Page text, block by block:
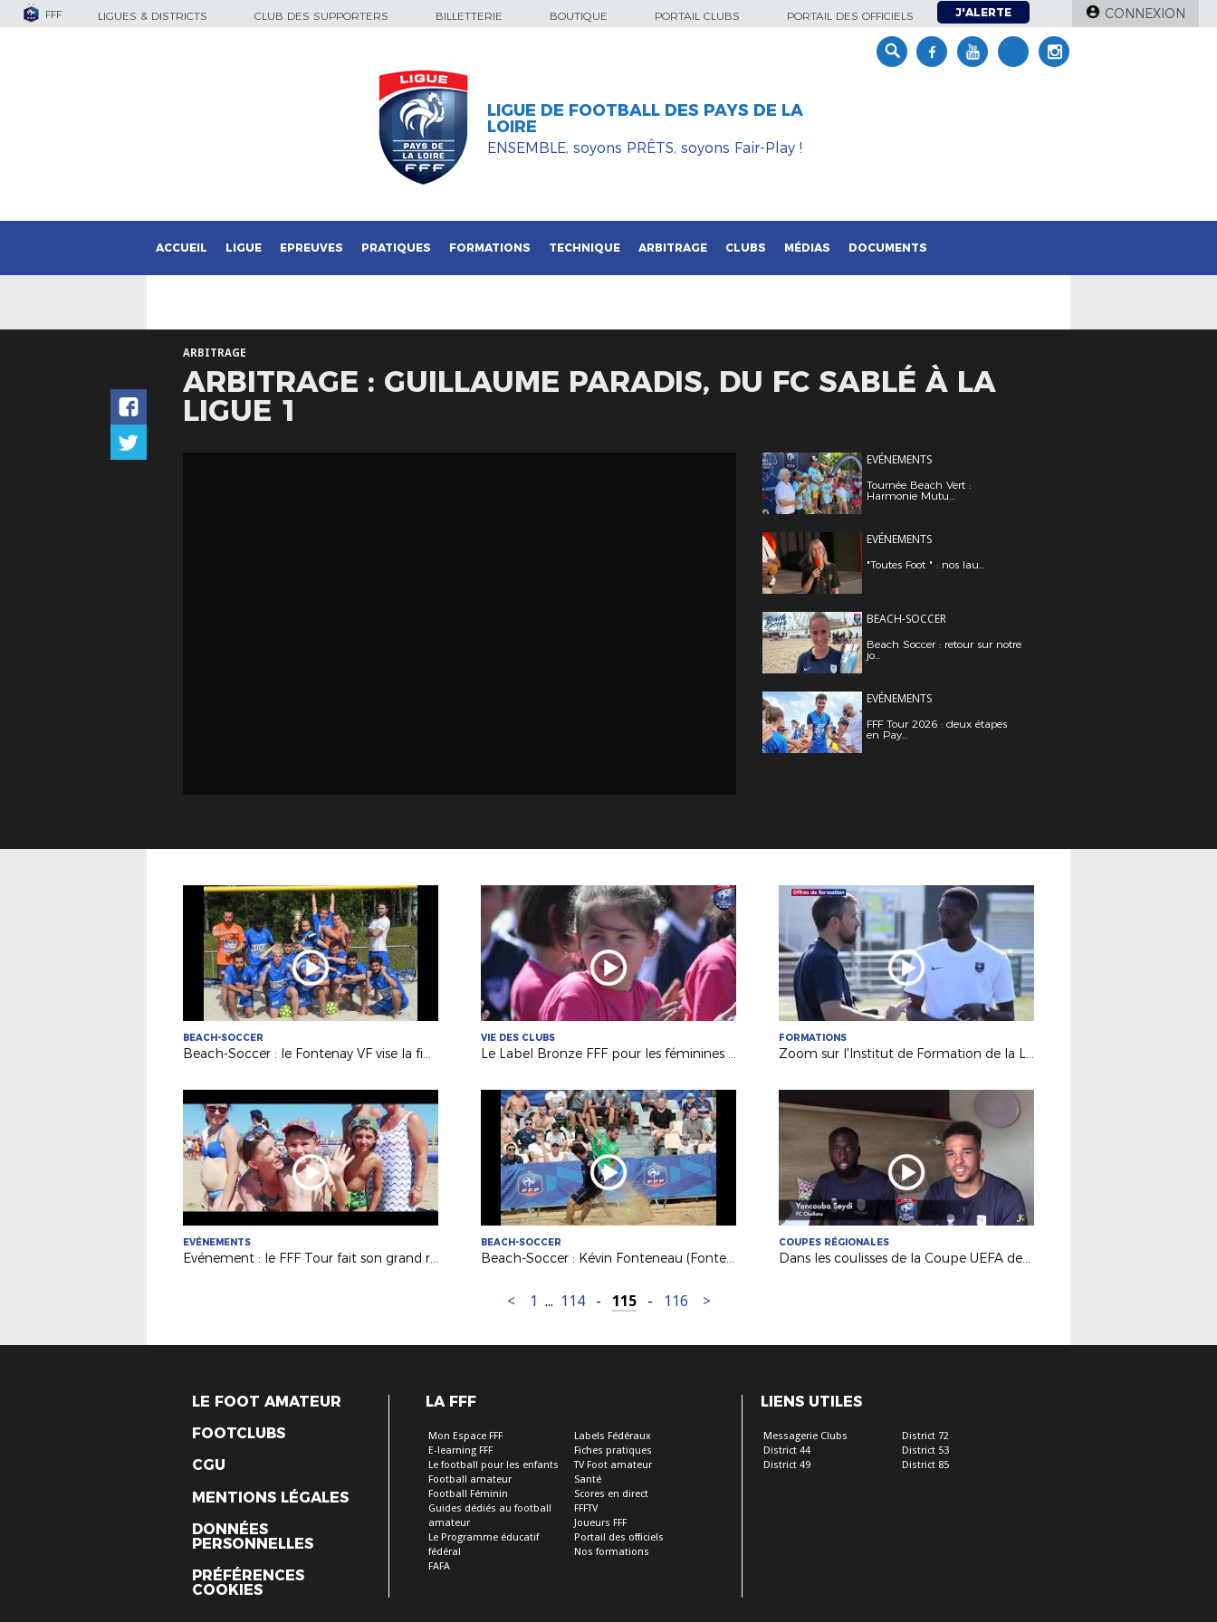
FFF LIGUES & DISTRICTS CLUB DES SUPPORTERS BILLETTERIE BOUTIQUE PORTAIL CLUBS PORTAIL DES OFFICIELS J'ALERTE CONNEXION
LIGUE DE FOOTBALL DES PAYS DE LA
LOIRE
ENSEMBLE, soyons PRÊTS, soyons Fair-Play !
ACCUEIL LIGUE EPREUVES PRATIQUES FORMATIONS TECHNIQUE ARBITRAGE CLUBS MÉDIAS DOCUMENTS
ARBITRAGE
ARBITRAGE : GUILLAUME PARADIS, DU FC SABLÉ À LA
LIGUE 1
EVÉNEMENTS
Tournée Beach Vert :
Harmonie Mutu...
EVÉNEMENTS
"Toutes Foot " : nos lau...
BEACH-SOCCER
Beach Soccer : retour sur notre
jo...
EVÉNEMENTS
FFF Tour 2026 : deux étapes
en Pay...
BEACH-SOCCER
Beach-Soccer : le Fontenay VF vise la finale nationale !
VIE DES CLUBS
Le Label Bronze FFF pour les féminines du FC St Sébastien sur Loire
FORMATIONS
Zoom sur l'Institut de Formation de la Ligue des Pays de la Loire
EVÉNEMENTS
Evénement : le FFF Tour fait son grand retour !
BEACH-SOCCER
Beach-Soccer : Kévin Fonteneau (Fontenay VF), de la découverte à la passion !
COUPES RÉGIONALES
Dans les coulisses de la Coupe UEFA des Régions à Changé
< 1 ... 114 - 115 - 116 >
LE FOOT AMATEUR
FOOTCLUBS
CGU
MENTIONS LÉGALES
DONNÉES
PERSONNELLES
PRÉFÉRENCES
COOKIES
LA FFF
Mon Espace FFF
E-learning FFF
Le football pour les enfants
Football amateur
Football Féminin
Guides dédiés au football
amateur
Le Programme éducatif
fédéral
FAFA
Labels Fédéraux
Fiches pratiques
TV Foot amateur
Santé
Scores en direct
FFFTV
Joueurs FFF
Portail des officiels
Nos formations
LIENS UTILES
Messagerie Clubs
District 44
District 49
District 72
District 53
District 85